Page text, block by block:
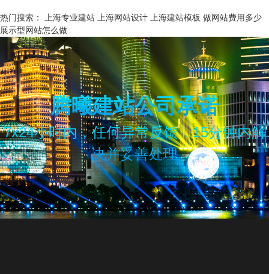
热门搜索： 上海专业建站 上海网站设计 上海建站模板 做网站费用多少
展示型网站怎么做
腾曦建站公司承诺
7x24小时内，任何异常反馈，15分钟内解
决并妥善处理